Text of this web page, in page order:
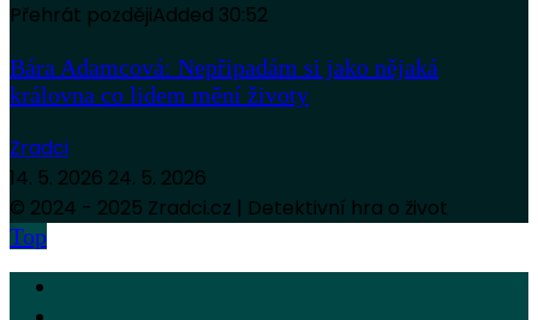
Přehrát pozdějiAdded 30:52
Bára Adamcová: Nepřipadám si jako nějaká
královna co lidem mění životy
Zradci
14. 5. 2026 24. 5. 2026
© 2024 - 2025 Zradci.cz | Detektivní hra o život
Top